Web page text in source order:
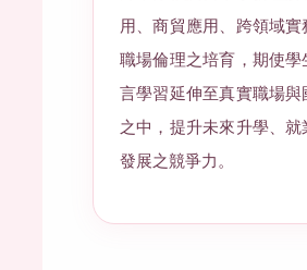
用、商貿應用、跨領域實
職場倫理之培育，期使學
言學習延伸至真實職場與
之中，提升未來升學、就
發展之競爭力。